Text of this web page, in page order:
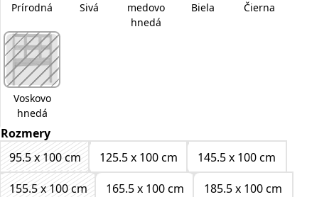
Prírodná Sivá
medovo
hnedá
Biela Čierna
Voskovo
hnedá
Rozmery
95.5 x 100 cm
125.5 x 100 cm
145.5 x 100 cm
155.5 x 100 cm
165.5 x 100 cm
185.5 x 100 cm